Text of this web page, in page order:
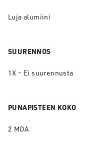
Luja alumiini
SUURENNOS
1X - Ei suurennusta
PUNAPISTEEN KOKO
2 MOA